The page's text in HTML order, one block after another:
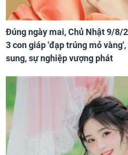
Đúng ngày mai, Chủ Nhật 9/8/
3 con giáp 'đạp trúng mỏ
sung, sự nghiệp vượng phát